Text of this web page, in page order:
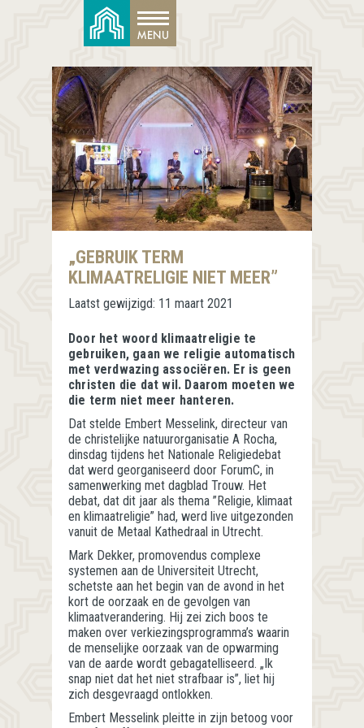
„GEBRUIK TERM
KLIMAATRELIGIE NIET MEER”
Laatst gewijzigd: 11 maart 2021
Door het woord klimaatreligie te
gebruiken, gaan we religie automatisch
met verdwazing associëren. Er is geen
christen die dat wil. Daarom moeten we
die term niet meer hanteren.
Dat stelde Embert Messelink, directeur van
de christelijke natuurorganisatie A Rocha,
dinsdag tijdens het Nationale Religiedebat
dat werd georganiseerd door ForumC, in
samenwerking met dagblad Trouw. Het
debat, dat dit jaar als thema ”Religie, klimaat
en klimaatreligie” had, werd live uitgezonden
vanuit de Metaal Kathedraal in Utrecht.
Mark Dekker, promovendus complexe
systemen aan de Universiteit Utrecht,
schetste aan het begin van de avond in het
kort de oorzaak en de gevolgen van
klimaatverandering. Hij zei zich boos te
maken over verkiezingsprogramma’s waarin
de menselijke oorzaak van de opwarming
van de aarde wordt gebagatelliseerd. „Ik
snap niet dat het niet strafbaar is”, liet hij
zich desgevraagd ontlokken.
Embert Messelink pleitte in zijn betoog voor